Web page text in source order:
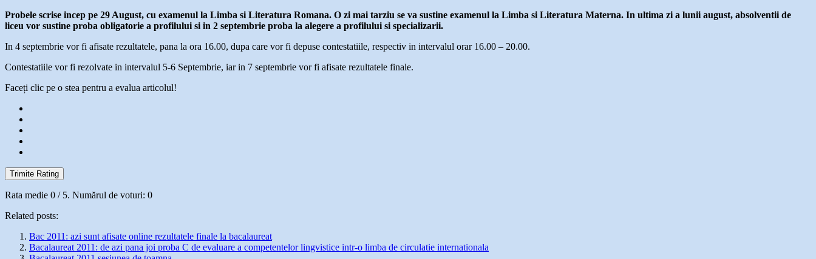
Probele scrise incep pe 29 August, cu examenul la Limba si Literatura Romana. O zi mai tarziu se va sustine examenul la Limba si Literatura Materna. In ultima zi a lunii august, absolventii de
liceu vor sustine proba obligatorie a profilului si in 2 septembrie proba la alegere a profilului si specializarii.
In 4 septembrie vor fi afisate rezultatele, pana la ora 16.00, dupa care vor fi depuse contestatiile, respectiv in intervalul orar 16.00 – 20.00.
Contestatiile vor fi rezolvate in intervalul 5-6 Septembrie, iar in 7 septembrie vor fi afisate rezultatele finale.
Faceți clic pe o stea pentru a evalua articolul!
Trimite Rating
Rata medie 0 / 5. Numărul de voturi: 0
Related posts:
Bac 2011: azi sunt afisate online rezultatele finale la bacalaureat
Bacalaureat 2011: de azi pana joi proba C de evaluare a competentelor lingvistice intr-o limba de circulatie internationala